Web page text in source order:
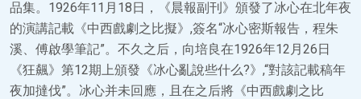
品集。1926年11月18日，《晨報副刊》頒發了冰心在北年夜
的演講記載《中西戲劇之比擬》,簽名“冰心密斯報告，程朱
溪、傅啟學筆記”。不久之后，向培良在1926年12月26日
《狂飆》第12期上頒發《冰心亂說些什么?》,“對該記載稿年
夜加撻伐”。冰心并未回應，且在之后將《中西戲劇之比